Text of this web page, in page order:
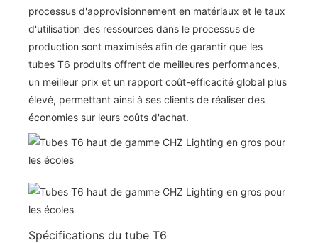
processus d'approvisionnement en matériaux et le taux
d'utilisation des ressources dans le processus de
production sont maximisés afin de garantir que les
tubes T6 produits offrent de meilleures performances,
un meilleur prix et un rapport coût-efficacité global plus
élevé, permettant ainsi à ses clients de réaliser des
économies sur leurs coûts d'achat.
Spécifications du tube T6